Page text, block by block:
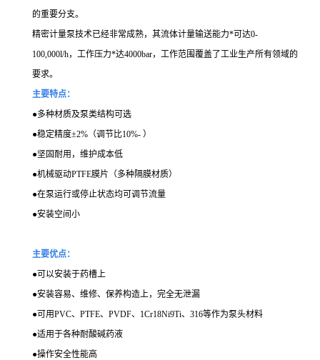
的重要分支。
精密计量泵技术已经非常成熟，其流体计量输送能力*可达0-
100,000l/h，工作压力*达4000bar，工作范围覆盖了工业生产所有领域的
要求。
主要特点：
●多种材质及泵类结构可选
●稳定精度±2%（调节比10%- ）
●坚固耐用，维护成本低
●机械驱动PTFE膜片（多种隔膜材质）
●在泵运行或停止状态均可调节流量
●安装空间小
主要优点：
●可以安装于药槽上
●安装容易、维修、保养构造上，完全无泄漏
●可用PVC、PTFE、PVDF、1Cr18Ni9Ti、316等作为泵头材料
●适用于各种耐酸碱药液
●操作安全性能高